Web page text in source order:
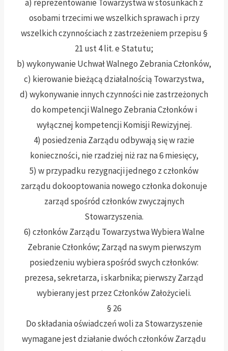
a) reprezentowanie Towarzystwa w stosunkach z
osobami trzecimi we wszelkich sprawach i przy
wszelkich czynnościach z zastrzeżeniem przepisu §
21 ust 4 lit. e Statutu;
b) wykonywanie Uchwał Walnego Zebrania Członków,
c) kierowanie bieżącą działalnością Towarzystwa,
d) wykonywanie innych czynności nie zastrzeżonych
do kompetencji Walnego Zebrania Członków i
wyłącznej kompetencji Komisji Rewizyjnej.
4) posiedzenia Zarządu odbywają się w razie
konieczności, nie rzadziej niż raz na 6 miesięcy,
5) w przypadku rezygnacji jednego z członków
zarządu dokooptowania nowego członka dokonuje
zarząd spośród członków zwyczajnych
Stowarzyszenia.
6) członków Zarządu Towarzystwa Wybiera Walne
Zebranie Członków; Zarząd na swym pierwszym
posiedzeniu wybiera spośród swych członków:
prezesa, sekretarza, i skarbnika; pierwszy Zarząd
wybierany jest przez Członków Założycieli.
§ 26
Do składania oświadczeń woli za Stowarzyszenie
wymagane jest działanie dwóch członków Zarządu